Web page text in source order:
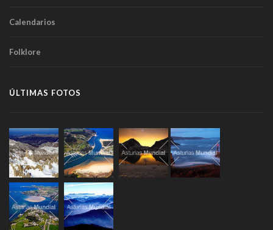
Calendarios
Folklore
ÚLTIMAS FOTOS